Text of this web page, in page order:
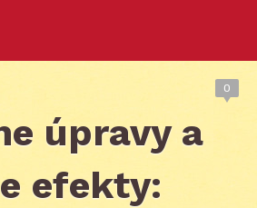
0
úpravy a
efekty: